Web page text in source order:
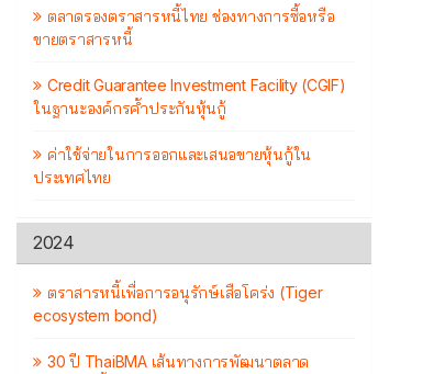
ตลาดรองตราสารหนี้ไทย ช่องทางการซื้อหรือ
ขายตราสารหนี้
Credit Guarantee Investment Facility (CGIF)
ในฐานะองค์กรค้ำประกันหุ้นกู้
ค่าใช้จ่ายในการออกและเสนอขายหุ้นกู้ใน
ประเทศไทย
2024
ตราสารหนี้เพื่อการอนุรักษ์เสือโคร่ง (Tiger
ecosystem bond)
30 ปี ThaiBMA เส้นทางการพัฒนาตลาด